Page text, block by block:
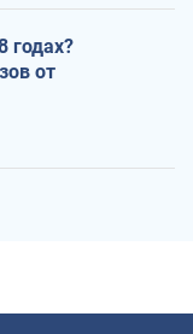
годах?
от